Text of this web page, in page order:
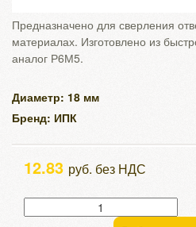
Предназначено для сверления
материалах. Изготовлено из
аналог Р6М5.
Диаметр: 18 мм
Бренд: ИПК
12.83 руб. без НДС